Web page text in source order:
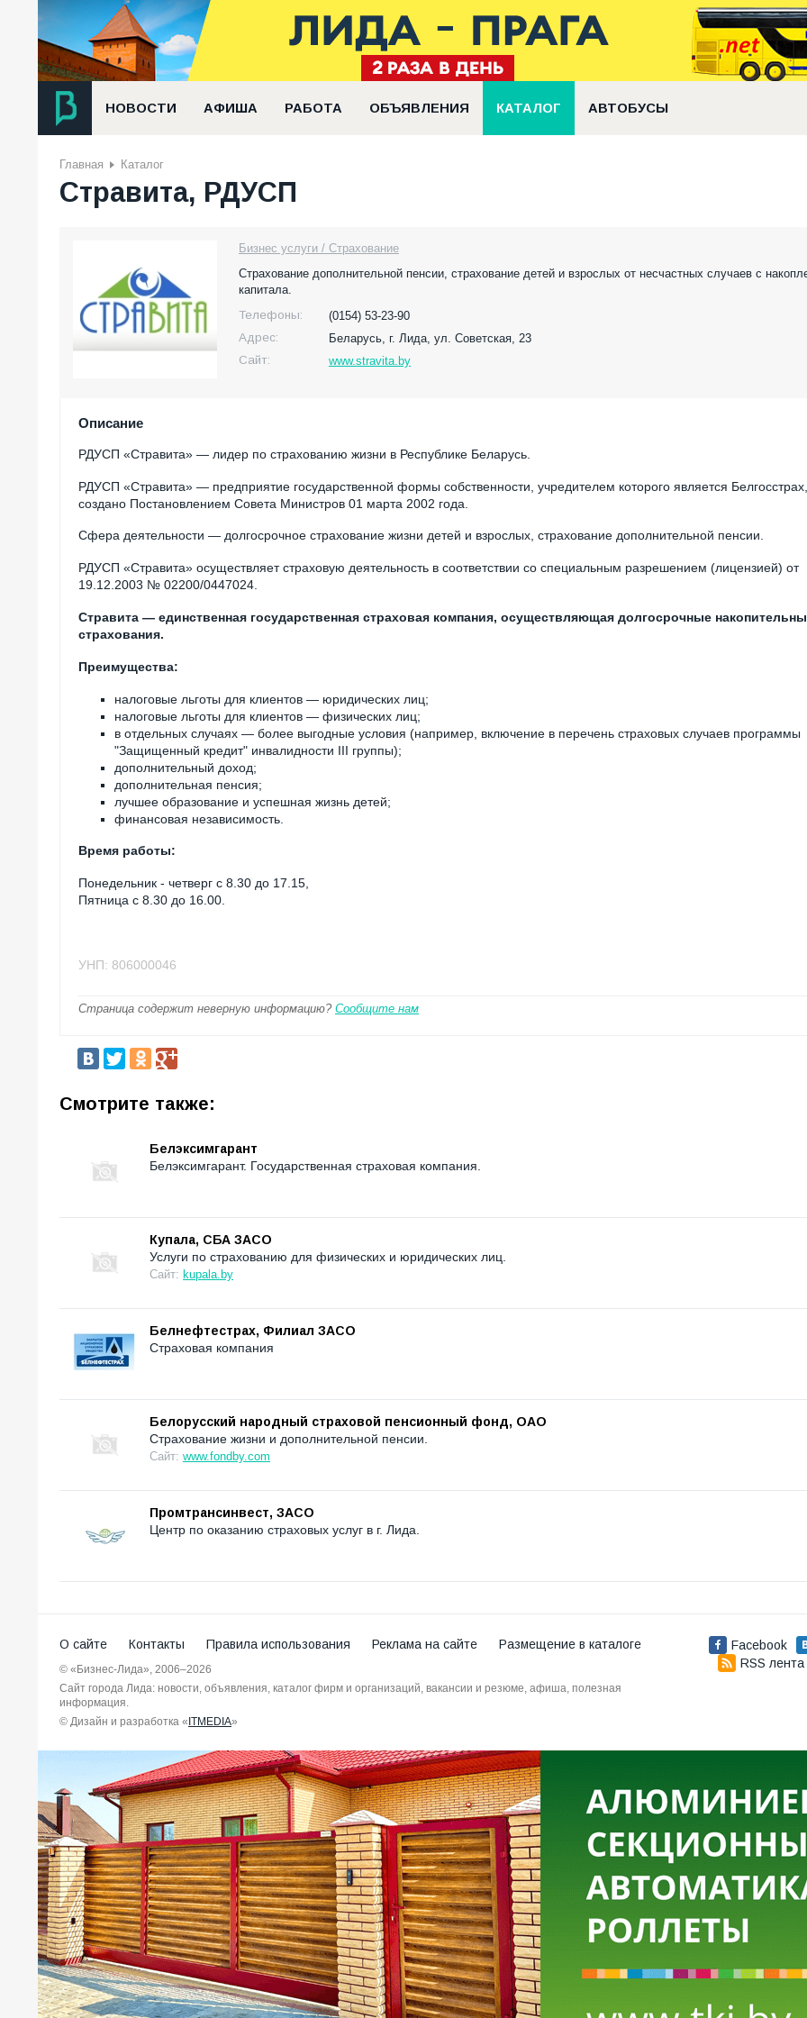
НОВОСТИ АФИША РАБОТА ОБЪЯВЛЕНИЯ КАТАЛОГ АВТОБУСЫ
Главная Каталог
Стравита, РДУСП
Бизнес услуги / Страхование
Страхование дополнительной пенсии, страхование детей и взрослых от несчастных случаев с
капитала.
Телефоны:
(0154) 53-23-90
Адрес:
Беларусь, г. Лида, ул. Советская, 23
Сайт:
www.stravita.by
Описание
РДУСП «Стравита» — лидер по страхованию жизни в Республике Беларусь.
РДУСП «Стравита» — предприятие государственной формы собственности, учредителем которого является Белгосстрах,
создано Постановлением Совета Министров 01 марта 2002 года.
Сфера деятельности — долгосрочное страхование жизни детей и взрослых, страхование дополнительной пенсии.
РДУСП «Стравита» осуществляет страховую деятельность в соответствии со специальным разрешением (лицензией) от
19.12.2003 № 02200/0447024.
Стравита — единственная государственная страховая компания, осуществляющая долгосрочные
страхования.
Преимущества:
налоговые льготы для клиентов — юридических лиц;
налоговые льготы для клиентов — физических лиц;
в отдельных случаях — более выгодные условия (например, включение в перечень страховых случаев программы
"Защищенный кредит" инвалидности III группы);
дополнительный доход;
дополнительная пенсия;
лучшее образование и успешная жизнь детей;
финансовая независимость.
Время работы:
Понедельник - четверг с 8.30 до 17.15,
Пятница с 8.30 до 16.00.
УНП: 806000046
Страница содержит неверную информацию? Сообщите нам
Смотрите также:
Белэксимгарант
Белэксимгарант. Государственная страховая компания.
Купала, СБА ЗАСО
Услуги по страхованию для физических и юридических лиц.
Сайт: kupala.by
Белнефтестрах, Филиал ЗАСО
Страховая компания
Белорусский народный страховой пенсионный фонд, ОАО
Страхование жизни и дополнительной пенсии.
Сайт: www.fondby.com
Промтрансинвест, ЗАСО
Центр по оказанию страховых услуг в г. Лида.
О сайте Контакты Правила использования Реклама на сайте Размещение в каталоге
© «Бизнес-Лида», 2006–2026
Сайт города Лида: новости, объявления, каталог фирм и организаций, вакансии и резюме, афиша, полезная
информация.
© Дизайн и разработка «ITMEDIA»
Facebook
RSS лента